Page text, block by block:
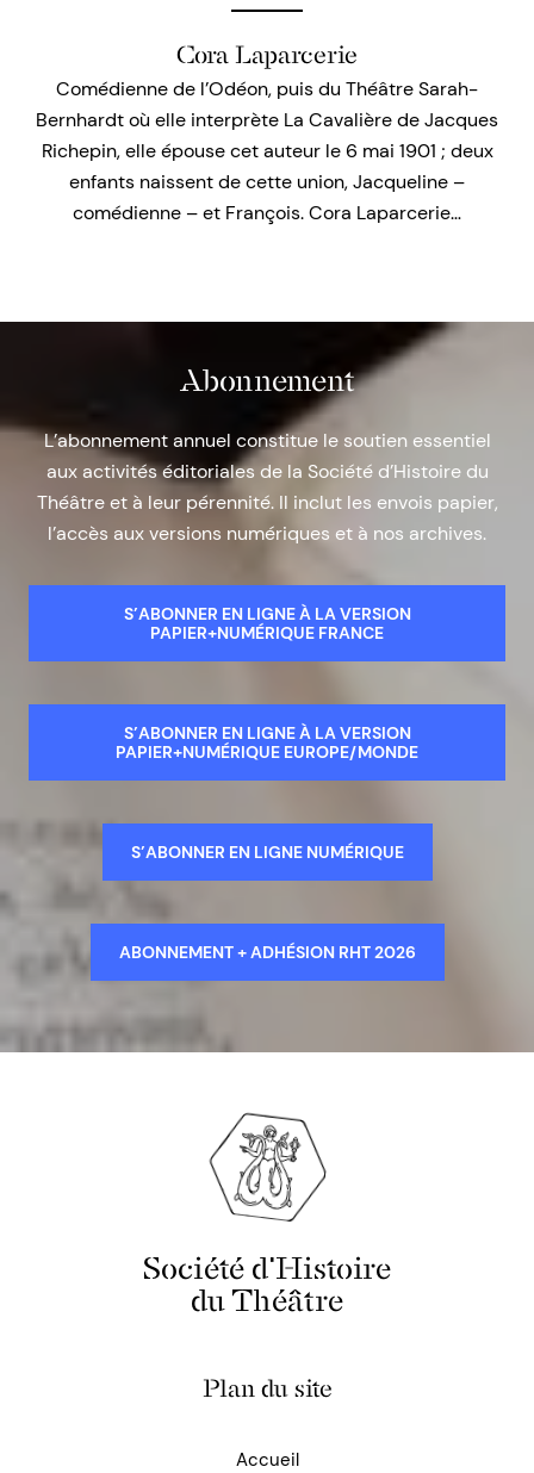
Cora Laparcerie
Comédienne de l’Odéon, puis du Théâtre Sarah-
Bernhardt où elle interprète La Cavalière de Jacques
Richepin, elle épouse cet auteur le 6 mai 1901 ; deux
enfants naissent de cette union, Jacqueline –
comédienne – et François. Cora Laparcerie…
Abonnement
L’abonnement annuel constitue le soutien essentiel
aux activités éditoriales de la Société d’Histoire du
Théâtre et à leur pérennité. Il inclut les envois papier,
l’accès aux versions numériques et à nos archives.
S’ABONNER EN LIGNE À LA VERSION
PAPIER+NUMÉRIQUE FRANCE
S’ABONNER EN LIGNE À LA VERSION
PAPIER+NUMÉRIQUE EUROPE/MONDE
S’ABONNER EN LIGNE NUMÉRIQUE
ABONNEMENT + ADHÉSION RHT 2026
Société d'Histoire
du Théâtre
Plan du site
Accueil